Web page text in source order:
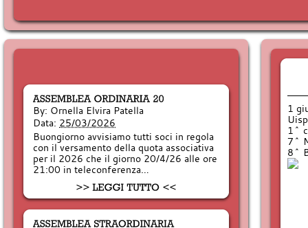
By: Ornella Elvira Patella
Data: 25/03/2026
Buongiorno avvisiamo tutti soci in regola
con il versamento della quota associativa
per il 2026 che il giorno 20/4/26 alle ore
21:00 in teleconferenza…
1
1^
7^
8^